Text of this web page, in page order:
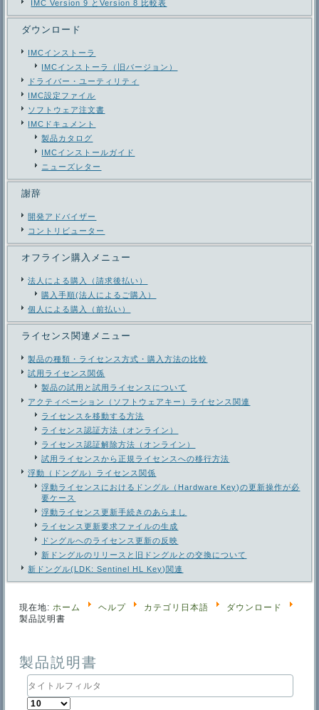
IMC Version 9 とVersion 8 比較表
ダウンロード
IMCインストーラ
IMCインストーラ（旧バージョン）
ドライバー・ユーティリティ
IMC設定ファイル
ソフトウェア注文書
IMCドキュメント
製品カタログ
IMCインストールガイド
ニューズレター
謝辞
開発アドバイザー
コントリビューター
オフライン購入メニュー
法人による購入（請求後払い）
購入手順(法人によるご購入）
個人による購入（前払い）
ライセンス関連メニュー
製品の種類・ライセンス方式・購入方法の比較
試用ライセンス関係
製品の試用と試用ライセンスについて
アクティベーション（ソフトウェアキー）ライセンス関連
ライセンスを移動する方法
ライセンス認証方法（オンライン）
ライセンス認証解除方法（オンライン）
試用ライセンスから正規ライセンスへの移行方法
浮動（ドングル）ライセンス関係
浮動ライセンスにおけるドングル（Hardware Key)の更新操作が必
要ケース
浮動ライセンス更新手続きのあらまし
ライセンス更新要求ファイルの生成
ドングルへのライセンス更新の反映
新ドングルのリリースと旧ドングルとの交換について
新ドングル(LDK: Sentinel HL Key)関連
現在地: ホーム ヘルプ カテゴリ日本語
ダウンロード
製品説明書
製品説明書
タ
イ
ト
表